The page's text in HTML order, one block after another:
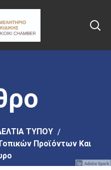
ΤΥΠΟΥ
Προϊόντων Και